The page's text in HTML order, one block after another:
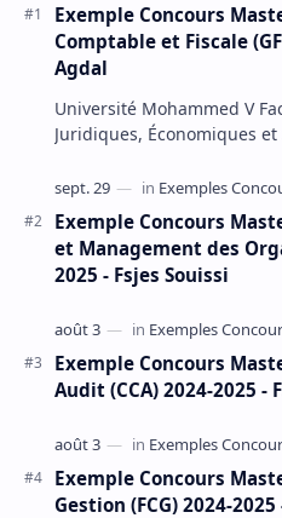
Exemple Concours
Comptable et Fiscale
Agdal
Université Mohammed V
Juridiques, Économiques
Exemple Concours
et Management des
2025 - Fsjes Souissi
Exemple Concours
Audit (CCA) 2024-2025 -
Exemple Concours
Gestion (FCG) 2024-